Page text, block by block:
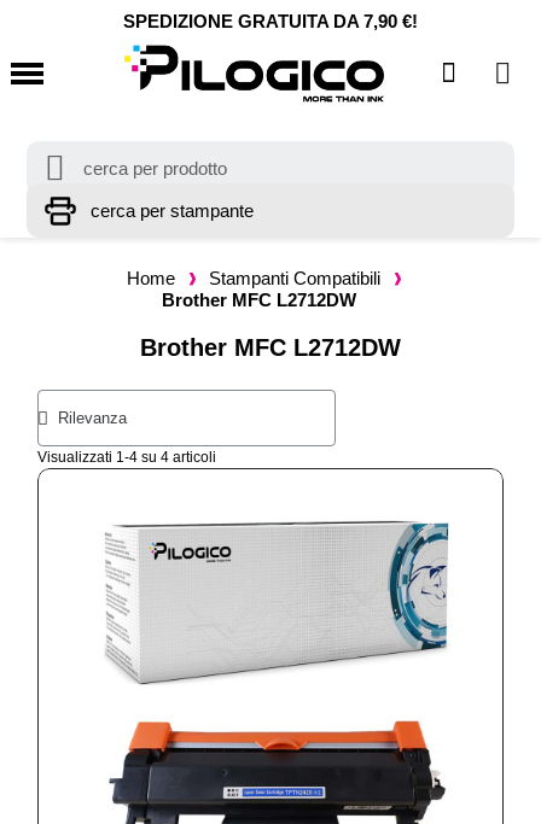
SPEDIZIONE GRATUITA DA 7,90 €!
Home
Stampanti Compatibili
Brother MFC L2712DW
Brother MFC L2712DW
Visualizzati 1-4 su 4 articoli